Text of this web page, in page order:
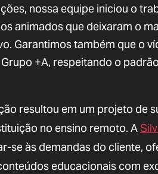
nossa equipe iniciou o
animados que deixaram o
Garantimos também que o
+A, respeitando o
resultou em um projeto de
no ensino remoto. A
se às demandas do cliente,
educacionais com